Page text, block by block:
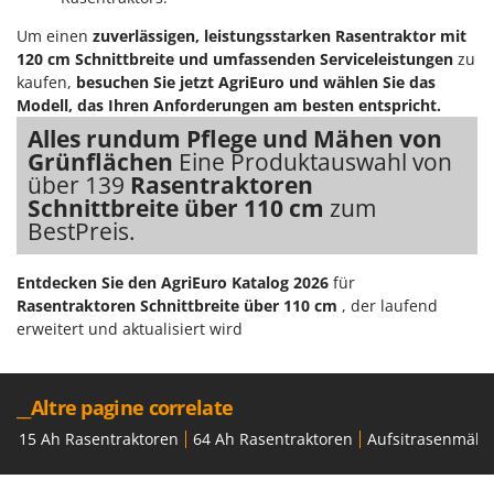
Um einen zuverlässigen, leistungsstarken Rasentraktor mit
120 cm Schnittbreite und umfassenden Serviceleistungen zu
kaufen, besuchen Sie jetzt AgriEuro und wählen Sie das
Modell, das Ihren Anforderungen am besten entspricht.
Alles rundum Pflege und Mähen von
Grünflächen Eine Produktauswahl von
über 139 Rasentraktoren
Schnittbreite über 110 cm zum
BestPreis.
Entdecken Sie den AgriEuro Katalog 2026 für
Rasentraktoren Schnittbreite über 110 cm , der laufend
erweitert und aktualisiert wird
__Altre pagine correlate
15 Ah Rasentraktoren 64 Ah Rasentraktoren